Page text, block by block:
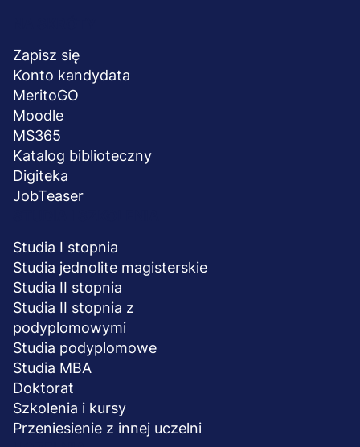
stopka
Zapisz się
Konto kandydata
MeritoGO
Moodle
MS365
Katalog biblioteczny
Digiteka
JobTeaser
Studia I stopnia
Studia jednolite magisterskie
Studia II stopnia
Studia II stopnia z
podyplomowymi
Studia podyplomowe
Studia MBA
Doktorat
Szkolenia i kursy
Przeniesienie z innej uczelni